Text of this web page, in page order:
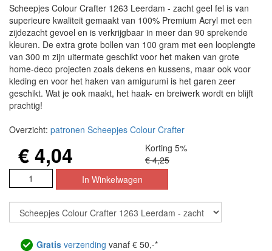
Scheepjes Colour Crafter 1263 Leerdam - zacht geel fel is van
superieure kwaliteit gemaakt van 100% Premium Acryl met een
zijdezacht gevoel en is verkrijgbaar in meer dan 90 sprekende
kleuren. De extra grote bollen van 100 gram met een looplengte
van 300 m zijn uitermate geschikt voor het maken van grote
home-deco projecten zoals dekens en kussens, maar ook voor
kleding en voor het haken van amigurumi is het garen zeer
geschikt. Wat je ook maakt, het haak- en breiwerk wordt en blijft
prachtig!
Overzicht: patronen Scheepjes Colour Crafter
€ 4,04
Korting 5%
€ 4,25
Gratis verzending vanaf € 50,-*